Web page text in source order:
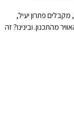
פתרון יעיל,
מהתכנון. ובינינו? זה